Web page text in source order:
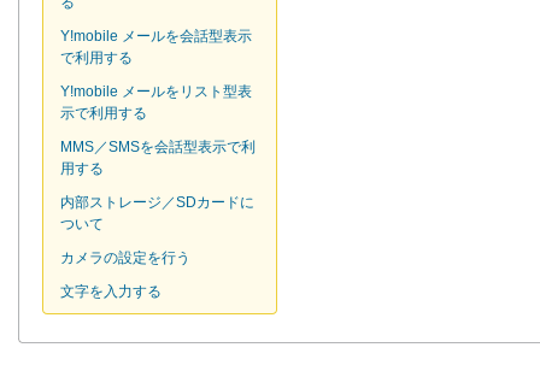
Y!mobile メールを会話型表示
で利用する
Y!mobile メールをリスト型表
示で利用する
MMS／SMSを会話型表示で利
用する
内部ストレージ／SDカードに
ついて
カメラの設定を行う
文字を入力する